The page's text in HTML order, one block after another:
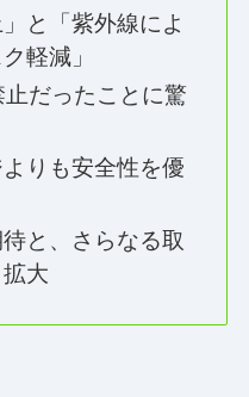
と「紫外線によ
軽減」
だったことに驚
りも安全性を優
と、さらなる取
大